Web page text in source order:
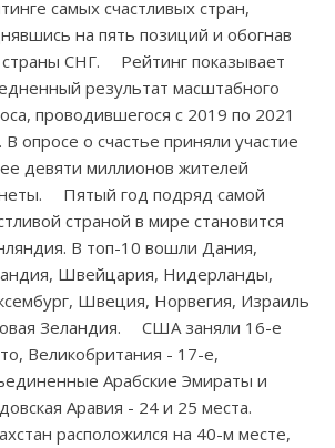
самых счастливых стран,
на пять позиций и обогнав
страны СНГ. ⠀ Рейтинг показывает
результат масштабного
проводившегося с 2019 по 2021
В опросе о счастье приняли участие
девяти миллионов жителей
⠀ Пятый год подряд самой
страной в мире становится
В топ-10 вошли Дания,
Швейцария, Нидерланды,
Швеция, Норвегия, Израиль
Зеландия. ⠀ США заняли 16-е
Великобритания - 17-е,
Арабские Эмираты и
Аравия - 24 и 25 места. ⠀
расположился на 40-м месте,